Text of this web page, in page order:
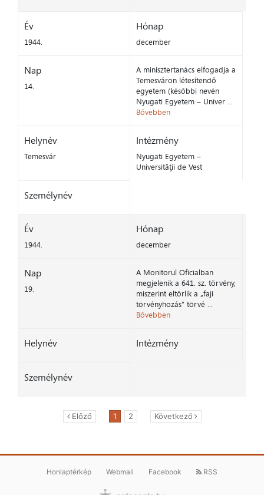
Év
1944.
Hónap
december
Nap
14.
A minisztertanács elfogadja a
Temesváron létesítendő
egyetem (későbbi nevén
Nyugati Egyetem – Univer ...
Bővebben
Helynév
Temesvár
Intézmény
Nyugati Egyetem –
Universităţii de Vest
Személynév
Év
1944.
Hónap
december
Nap
19.
A Monitorul Oficialban
megjelenik a 641. sz. törvény,
miszerint eltörlik a „faji
törvényhozás” törvé ...
Bővebben
Helynév Intézmény
Személynév
Előző 1 2 Következő
Honlaptérkép Webmail Facebook RSS